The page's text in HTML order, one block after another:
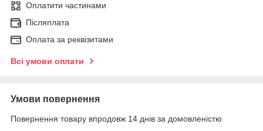
Оплатити частинами
Післяплата
Оплата за реквізитами
Всі умови оплати
Умови повернення
Повернення товару впродовж 14 днів за домовленістю